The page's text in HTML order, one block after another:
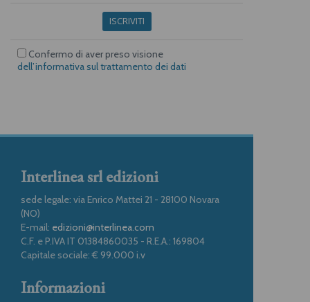
ISCRIVITI
Confermo di aver preso visione
dell’informativa sul trattamento dei dati
Interlinea srl edizioni
sede legale: via Enrico Mattei 21 - 28100 Novara
(NO)
E-mail: edizioni@interlinea.com
C.F. e P.IVA IT 01384860035 - R.E.A.: 169804
Capitale sociale: € 99.000 i.v
Informazioni